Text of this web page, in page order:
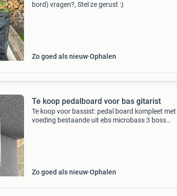
bord) vragen?, Stel ze gerust :)
Zo goed als nieuw Ophalen
Te koop pedalboard voor bas gitarist
Te koop voor bassist: pedal board kompleet met
voeding bestaande uit ebs microbass 3 boss
Zo goed als nieuw Ophalen